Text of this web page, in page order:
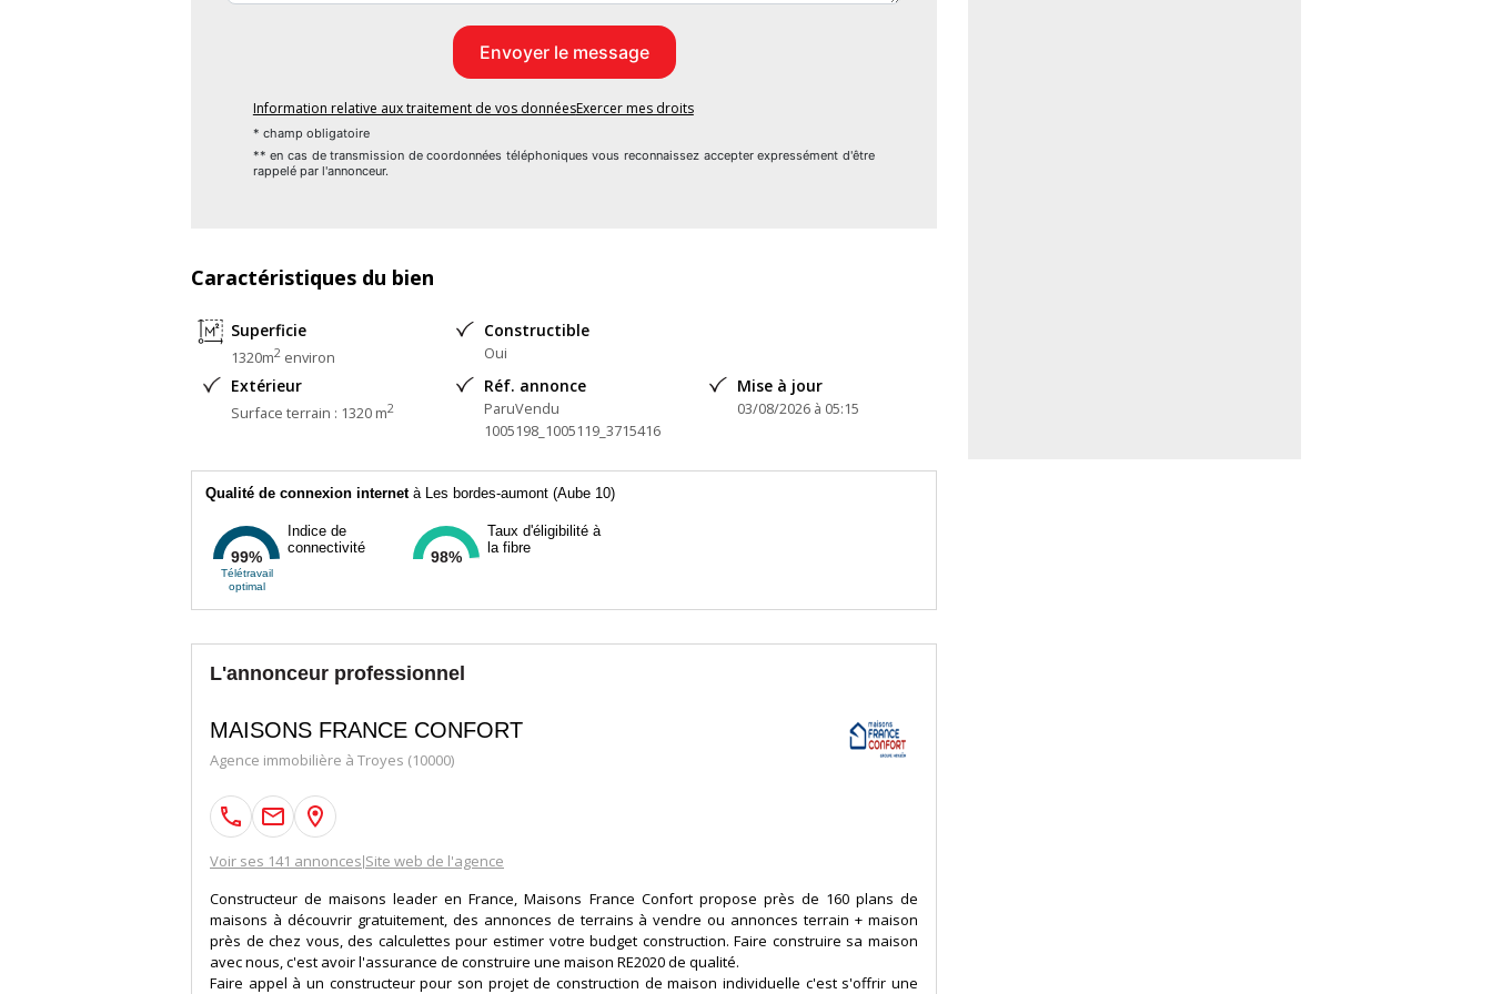
MAISONS FRANCE CONFORT 142 Avenue Pierre Brossolette 10000 Troyes
Bien En copropriété : non
Information relative aux traitement de vos donnéesExercer mes droits
* champ obligatoire
** en cas de transmission de coordonnées téléphoniques vous reconnaissez accepter expressément d'être
rappelé par l'annonceur.
Caractéristiques du bien
Superficie
1320m2 environ
Constructible
Oui
Extérieur
Surface terrain : 1320 m2
Réf. annonce
ParuVendu
1005198_1005119_3715416
Mise à jour
03/08/2026 à 05:15
Qualité de connexion internetà Les bordes-aumont (Aube 10)
99%
Télétravail
optimal
Indice de
connectivité
98%
Taux d'éligibilité à
la fibre
L'annonceur professionnel
MAISONS FRANCE CONFORT
Agence immobilière à Troyes (10000)
Voir ses 141 annonces|Site web de l'agence
Constructeur de maisons leader en France, Maisons France Confort propose près de 160 plans de
maisons à découvrir gratuitement, des annonces de terrains à vendre ou annonces terrain + maison
près de chez vous, des calculettes pour estimer votre budget construction. Faire construire sa maison
avec nous, c'est avoir l'assurance de construire une maison RE2020 de qualité.
Faire appel à un constructeur pour son projet de construction de maison individuelle c'est s'offrir une